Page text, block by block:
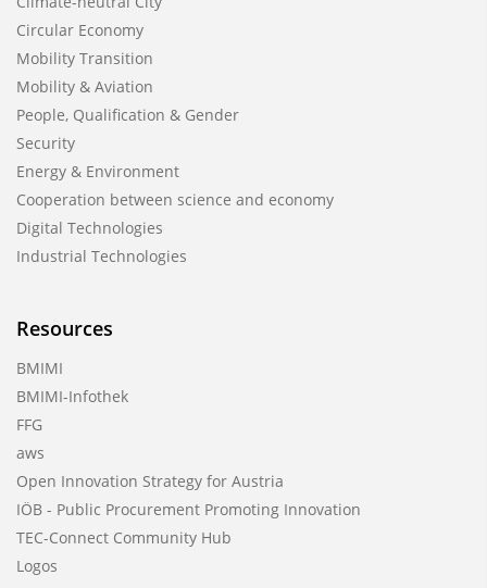
Circular Economy
Mobility Transition
Mobility & Aviation
People, Qualification & Gender
Security
Energy & Environment
Cooperation between science and economy
Digital Technologies
Industrial Technologies
Resources
BMIMI
BMIMI-Infothek
FFG
aws
Open Innovation Strategy for Austria
IÖB - Public Procurement Promoting Innovation
TEC-Connect Community Hub
Logos